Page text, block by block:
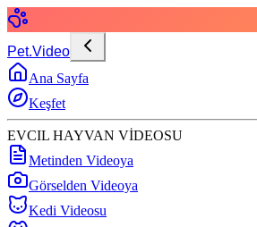
Pet.Video
Ana Sayfa
Keşfet
EVCIL HAYVAN VİDEOSU
Metinden Videoya
Görselden Videoya
Kedi Videosu